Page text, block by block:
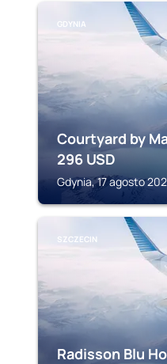
GDYNIA
Courtyard by
296 USD
Gdynia, 17 agosto
SZCZECIN
Radisson Blu